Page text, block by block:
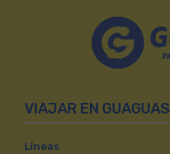
VIAJAR EN GUAGUAS
Líneas